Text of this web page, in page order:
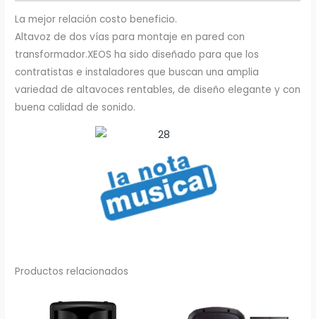
La mejor relación costo beneficio.
Altavoz de dos vías para montaje en pared con
transformador.XEOS ha sido diseñado para que los
contratistas e instaladores que buscan una amplia
variedad de altavoces rentables, de diseño elegante y con
buena calidad de sonido.
Productos relacionados